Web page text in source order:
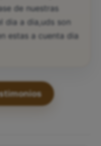
de nuestras
dia a dia,uds son
estas a cuenta dia